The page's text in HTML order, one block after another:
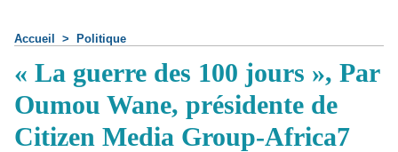
Accueil > Politique
« La guerre des 100 jours », Par
Oumou Wane, présidente de
Citizen Media Group-Africa7